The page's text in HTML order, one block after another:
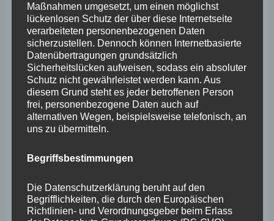
Januar 2026
Dezember 2025
November 2025
Oktober 2025
September 2025
August 2025
Juni 2025
Mai 2025
April 2025
Maßnahmen umgesetzt, um einen möglichst
lückenlosen Schutz der über diese Internetseite
verarbeiteten personenbezogenen Daten
sicherzustellen. Dennoch können Internetbasierte
Datenübertragungen grundsätzlich
Sicherheitslücken aufweisen, sodass ein absoluter
Schutz nicht gewährleistet werden kann. Aus
diesem Grund steht es jeder betroffenen Person
frei, personenbezogene Daten auch auf
alternativen Wegen, beispielsweise telefonisch, an
uns zu übermitteln.
Begriffsbestimmungen
Die Datenschutzerklärung beruht auf den
Begrifflichkeiten, die durch den Europäischen
Richtlinien- und Verordnungsgeber beim Erlass